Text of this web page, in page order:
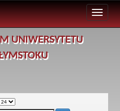
UNIWERSYTETU